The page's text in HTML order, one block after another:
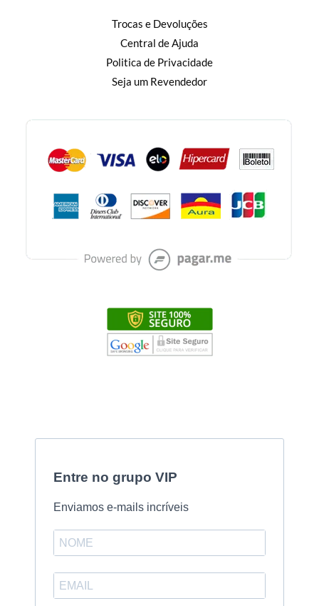
Trocas e Devoluções
Central de Ajuda
Politica de Privacidade
Seja um Revendedor
Entre no grupo VIP
Enviamos e-mails incríveis